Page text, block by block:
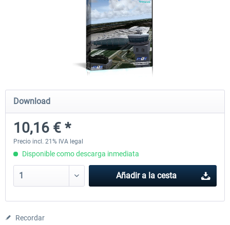
PILOT'S - FS Global Ultimate 2024
84,69 € *
Moscow City X
Download
10,16 € *
Precio incl. 21% IVA legal
Disponible como descarga inmediata
Añadir a la cesta
Recordar